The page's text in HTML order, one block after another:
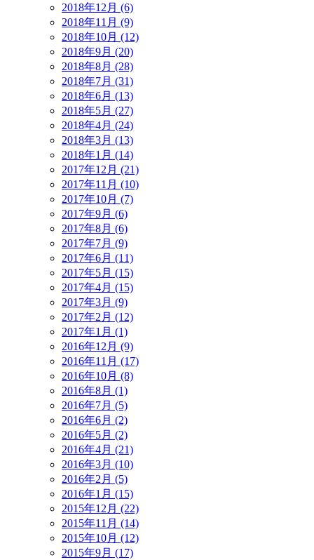
2018年12月 (6)
2018年11月 (9)
2018年10月 (12)
2018年9月 (20)
2018年8月 (28)
2018年7月 (31)
2018年6月 (13)
2018年5月 (27)
2018年4月 (24)
2018年3月 (13)
2018年1月 (14)
2017年12月 (21)
2017年11月 (10)
2017年10月 (7)
2017年9月 (6)
2017年8月 (6)
2017年7月 (9)
2017年6月 (11)
2017年5月 (15)
2017年4月 (15)
2017年3月 (9)
2017年2月 (12)
2017年1月 (1)
2016年12月 (9)
2016年11月 (17)
2016年10月 (8)
2016年8月 (1)
2016年7月 (5)
2016年6月 (2)
2016年5月 (2)
2016年4月 (21)
2016年3月 (10)
2016年2月 (5)
2016年1月 (15)
2015年12月 (22)
2015年11月 (14)
2015年10月 (12)
2015年9月 (17)